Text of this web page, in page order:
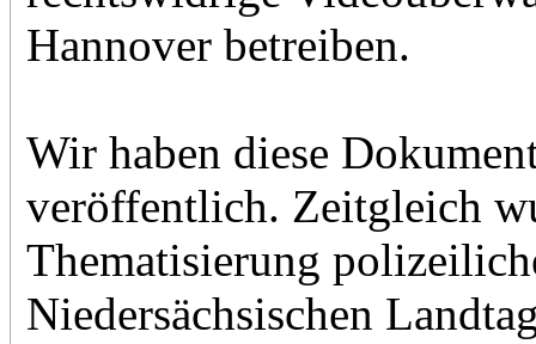
Hannover betreiben.
Wir haben diese
veröffentlich. Zeitgleich
Thematisierung
Niedersächsischen